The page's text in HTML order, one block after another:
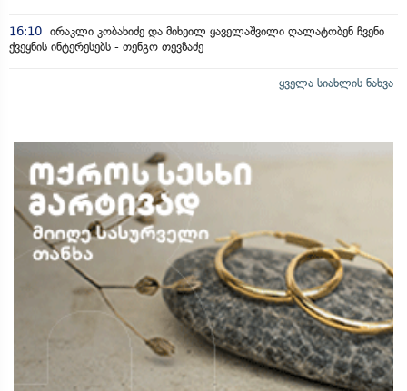
16:10 ირაკლი კობახიძე და მიხეილ ყაველაშვილი ღალატობენ ჩვენი
ქვეყნის ინტერესებს - თენგო თევზაძე
ყველა სიახლის ნახვა